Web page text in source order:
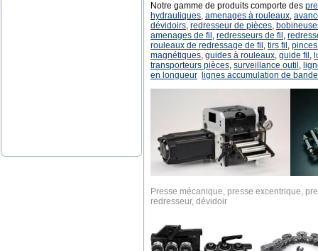
Notre gamme de produits comporte des
hydrauliques, amenages à rouleaux,
dévidoirs, redresseur de pièces,
amenages de fil , redresseurs de fil ,
rouleaux de redressage de fil , tirs fil ,
magnétiques, guides à rouleaux, guide fil ,
transporteurs pièces, surveillance outil ,
en longueur
lignes accumulation de bande
Presse mécanique, presse excentrique,
redresseur, dévidoir